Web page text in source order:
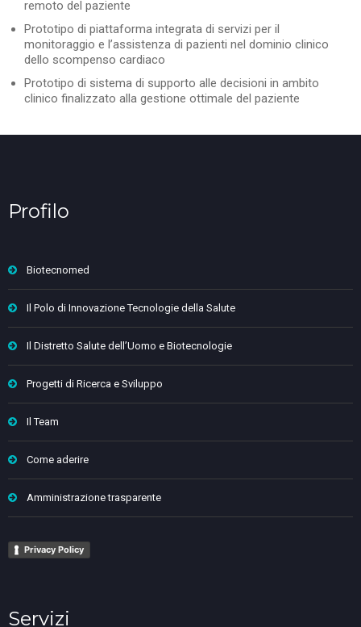
remoto del paziente
Prototipo di piattaforma integrata di servizi per il
monitoraggio e l’assistenza di pazienti nel dominio clinico
dello scompenso cardiaco
Prototipo di sistema di supporto alle decisioni in ambito
clinico finalizzato alla gestione ottimale del paziente
Profilo
Biotecnomed
Il Polo di Innovazione Tecnologie della Salute
Il Distretto Salute dell’Uomo e Biotecnologie
Progetti di Ricerca e Sviluppo
Il Team
Come aderire
Amministrazione trasparente
Privacy Policy
Servizi